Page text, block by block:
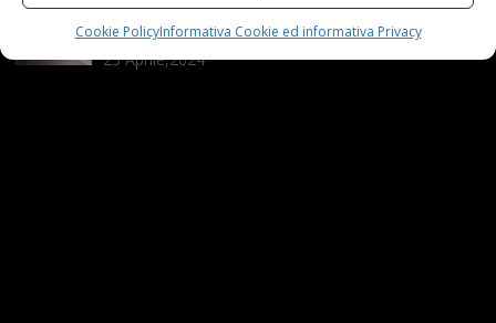
Cookie PolicyInformativa Cookie ed informativa Privacy
Automobili e sicurezza: l’importanza della
manutenzione
23 Aprile,2024